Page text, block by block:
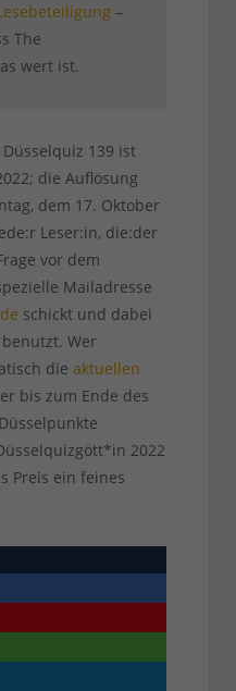
–
The
wert ist.
139 ist
die Auflösung
dem 17. Oktober
Leser:in, die:der
vor dem
Mailadresse
schickt und dabei
Wer
die aktuellen
bis zum Ende des
2022
Preis ein feines